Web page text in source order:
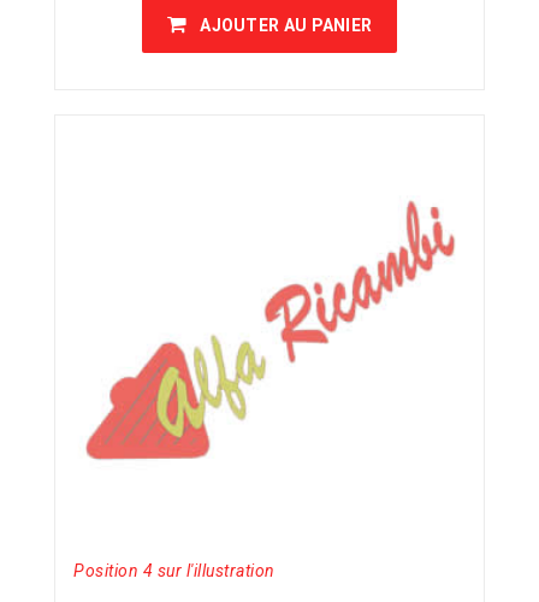
AJOUTER AU PANIER
Position 4 sur l'illustration